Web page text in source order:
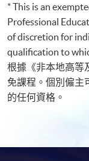
* This is an
Professional
of discretion for
qualification to
根據《非本地高等
免課程。個別僱主
的任何資格。